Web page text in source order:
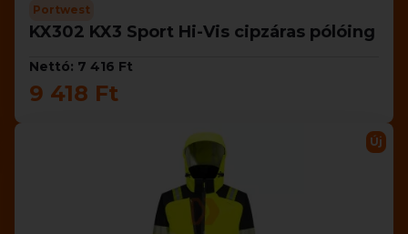
Portwest
KX302 KX3 Sport Hi-Vis cipzáras pólóing
Nettó: 7 416 Ft
9 418 Ft
Új